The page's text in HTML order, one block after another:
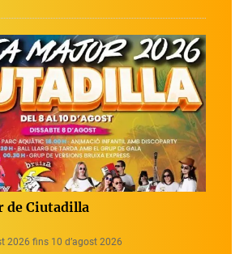
de Ciutadilla
2026 fins 10 d’agost 2026